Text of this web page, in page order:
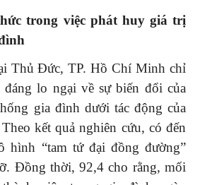
trong việc phát huy giá trị
Thủ Đức, TP. Hồ Chí Minh chỉ
đáng lo ngại về sự biến đổi của
gia đình dưới tác động của
kết quả nghiên cứu, có đến
hình “tam tứ đại đồng đường”
Đồng thời, 92,4 cho rằng, mối